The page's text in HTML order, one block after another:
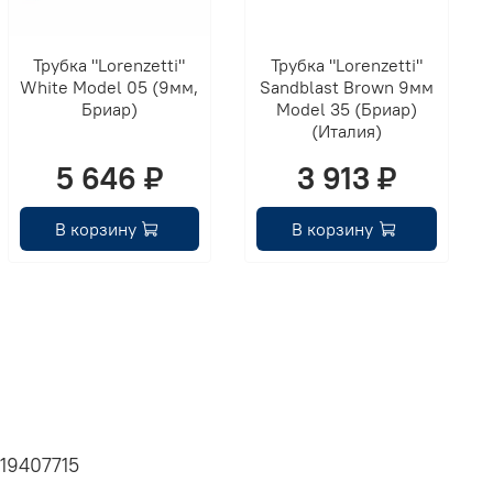
Трубка "Lorenzetti"
White Model 05 (9мм,
Бриар)
5 646 ₽
В корзину
Трубка "Lorenzetti"
Sandblast Brown 9мм
Model 35 (Бриар)
(Италия)
3 913 ₽
В корзину